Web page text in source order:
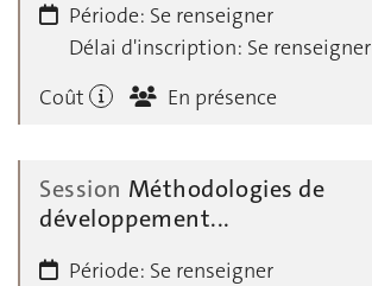
Période: Se renseigner
Délai d'inscription: Se renseigner
Coût
En présence
Session Méthodologies de
développement...
Période: Se renseigner